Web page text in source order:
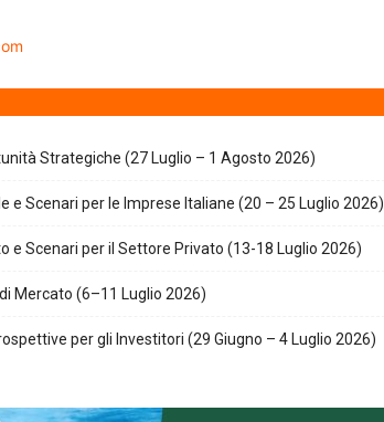
Strategiche (27 Luglio – 1 Agosto 2026)
e Scenari per le Imprese Italiane (20 – 25 Luglio 2026)
e Scenari per il Settore Privato (13-18 Luglio 2026)
Mercato (6–11 Luglio 2026)
per gli Investitori (29 Giugno – 4 Luglio 2026)